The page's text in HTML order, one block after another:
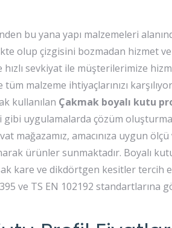
bu yana yapı malzemeleri
olup çizgisini bozmadan hizmet
sevkiyat ile müşterilerimize
malzeme ihtiyaçlarınızı
kullanılan Çakmak boyalı kutu
uygulamalarda çözüm
mağazamız, amacınıza uygun
ürünler sunmaktadır. Boyalı
kare ve dikdörtgen kesitler tercih
ve TS EN 102192 standartlarına